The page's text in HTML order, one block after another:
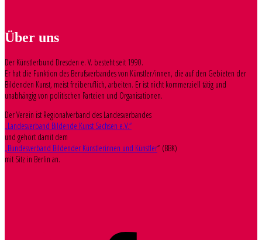
Über uns
Der Künstlerbund Dresden e. V. besteht seit 1990.
Er hat die Funktion des Berufsverbandes von Künstler/innen, die auf den Gebieten der
Bildenden Kunst, meist freiberuflich, arbeiten. Er ist nicht kommerziell tätig und
unabhängig von politischen Parteien und Organisationen.
Der Verein ist Regionalverband des Landesverbandes
„Landesverband Bildende Kunst Sachsen e.V.“
und gehört damit dem
„Bundesverband Bildender Künstlerinnen und Künstler“ (BBK)
mit Sitz in Berlin an.